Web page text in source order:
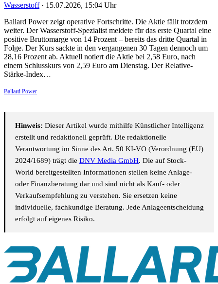
Wasserstoff · 15.07.2026, 15:04 Uhr
Ballard Power zeigt operative Fortschritte. Die Aktie fällt trotzdem
weiter. Der Wasserstoff-Spezialist meldete für das erste Quartal eine
positive Bruttomarge von 14 Prozent – bereits das dritte Quartal in
Folge. Der Kurs sackte in den vergangenen 30 Tagen dennoch um
28,16 Prozent ab. Aktuell notiert die Aktie bei 2,58 Euro, nach
einem Schlusskurs von 2,59 Euro am Dienstag. Der Relative-
Stärke-Index…
Ballard Power
Hinweis: Dieser Artikel wurde mithilfe Künstlicher Intelligenz
erstellt und redaktionell geprüft. Die redaktionelle
Verantwortung im Sinne des Art. 50 KI-VO (Verordnung (EU)
2024/1689) trägt die DNV Media GmbH. Die auf Stock-
World bereitgestellten Informationen stellen keine Anlage-
oder Finanzberatung dar und sind nicht als Kauf- oder
Verkaufsempfehlung zu verstehen. Sie ersetzen keine
individuelle, fachkundige Beratung. Jede Anlageentscheidung
erfolgt auf eigenes Risiko.